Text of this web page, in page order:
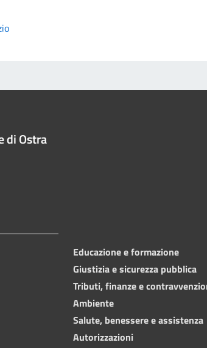
di Ostra
Educazione e formazione
Giustizia e sicurezza pubblica
Tributi, finanze e
Ambiente
Salute, benessere e assistenza
Autorizzazioni